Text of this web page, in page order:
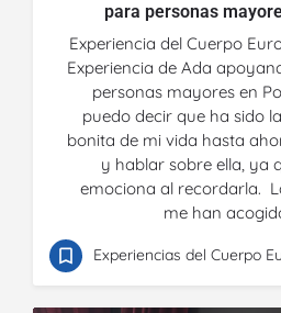
para personas
Experiencia del Cuerpo
Experiencia de Ada
personas mayores en
puedo decir que ha sido
bonita de mi vida hasta
y hablar sobre ella, ya
emociona al recordarla.
me han
Experiencias del Cuerpo